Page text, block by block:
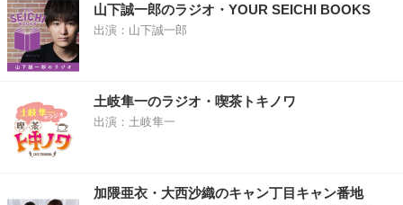
山下誠一郎のラジオ・YOUR SEICHI BOOKS
出演：山下誠一郎
土岐隼一のラジオ・喫茶トキノワ
出演：土岐隼一
加隈亜衣・大西沙織のキャン丁目キャン番地